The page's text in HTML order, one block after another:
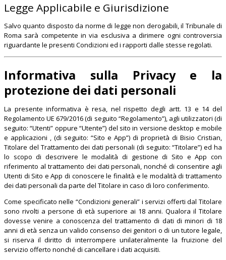
Legge Applicabile e Giurisdizione
Salvo quanto disposto da norme di legge non derogabili, il Tribunale di
Roma sarà competente in via esclusiva a dirimere ogni controversia
riguardante le presenti Condizioni ed i rapporti dalle stesse regolati.
Informativa sulla Privacy e la
protezione dei dati personali
La presente informativa è resa, nel rispetto degli artt. 13 e 14 del
Regolamento UE 679/2016 (di seguito “Regolamento”), agli utilizzatori (di
seguito: “Utenti” oppure “Utente”) del sito in versione desktop e mobile
e applicazioni , (di seguito: “Sito e App”) di proprietà di Bisio Cristian,
Titolare del Trattamento dei dati personali (di seguito: “Titolare”) ed ha
lo scopo di descrivere le modalità di gestione di Sito e App con
riferimento al trattamento dei dati personali, nonché di consentire agli
Utenti di Sito e App di conoscere le finalità e le modalità di trattamento
dei dati personali da parte del Titolare in caso di loro conferimento.
Come specificato nelle “Condizioni generali” i servizi offerti dal Titolare
sono rivolti a persone di età superiore ai 18 anni. Qualora il Titolare
dovesse venire a conoscenza del trattamento di dati di minori di 18
anni di età senza un valido consenso dei genitori o di un tutore legale,
si riserva il diritto di interrompere unilateralmente la fruizione del
servizio offerto nonché di cancellare i dati acquisiti.